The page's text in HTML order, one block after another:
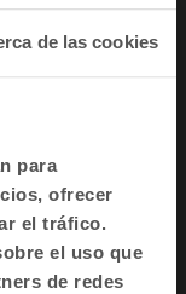
de las cookies
para
ofrecer
el tráfico.
el uso que
de redes
Iluminación,
de la luz
min 58 s